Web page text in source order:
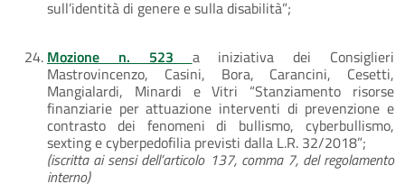
sull’identità di genere e sulla disabilità”;
Mozione n. 523 a iniziativa dei Consiglieri
Mastrovincenzo, Casini, Bora, Carancini, Cesetti,
Mangialardi, Minardi e Vitri “Stanziamento risorse
finanziarie per attuazione interventi di prevenzione e
contrasto dei fenomeni di bullismo, cyberbullismo,
sexting e cyberpedofilia previsti dalla L.R. 32/2018”;
(iscritta ai sensi dell’articolo 137, comma 7, del regolamento
interno)